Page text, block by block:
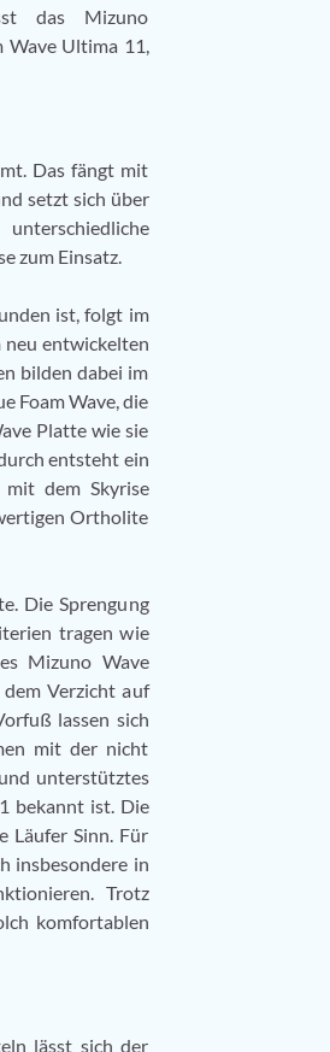
das Mizuno
Wave Ultima 11,
Das fängt mit
setzt sich über
zum Einsatz.
ist, folgt im
neu entwickelten
bilden dabei im
Foam Wave, die
Platte wie sie
entsteht ein
mit dem Skyrise
Ortholite
Die Sprengung
tragen wie
Mizuno Wave
Verzicht auf
lassen sich
mit der nicht
unterstütztes
bekannt ist. Die
Läufer Sinn. Für
insbesondere in
Trotz
komfortablen
lässt sich der